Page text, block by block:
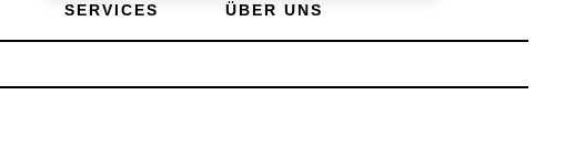
SERVICES ÜBER UNS